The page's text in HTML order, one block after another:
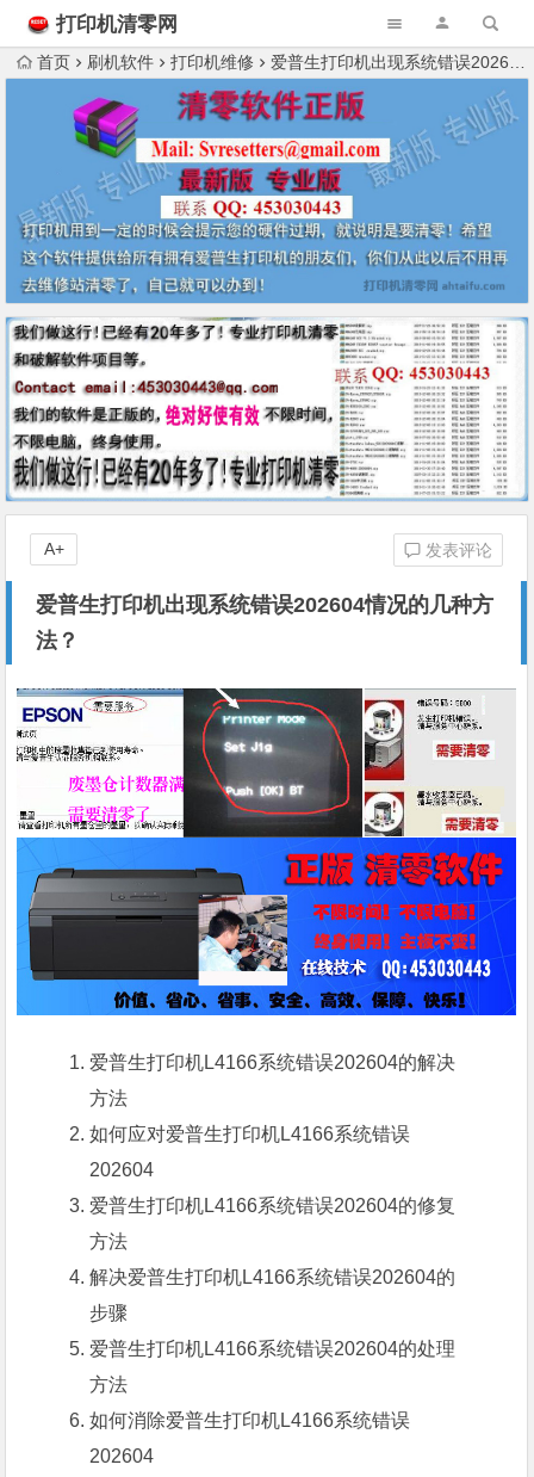
打印机清零网
首页 刷机软件 打印机维修 爱普生打印机出现系统错误202604情况的几种方法？
爱普生打印机出现系统错误202604情况的几种方
法？
发表评论
A+
爱普生打印机L4166系统错误202604的解决
方法
如何应对爱普生打印机L4166系统错误
202604
爱普生打印机L4166系统错误202604的修复
方法
解决爱普生打印机L4166系统错误202604的
步骤
爱普生打印机L4166系统错误202604的处理
方法
如何消除爱普生打印机L4166系统错误
202604